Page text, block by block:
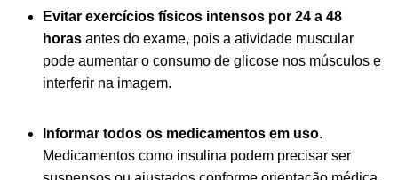
Evitar exercícios físicos intensos por 24 a 48
horas antes do exame, pois a atividade muscular
pode aumentar o consumo de glicose nos músculos e
interferir na imagem.
Informar todos os medicamentos em uso.
Medicamentos como insulina podem precisar ser